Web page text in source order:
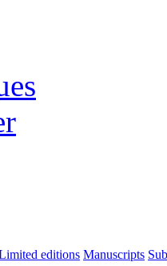
editions Manuscripts